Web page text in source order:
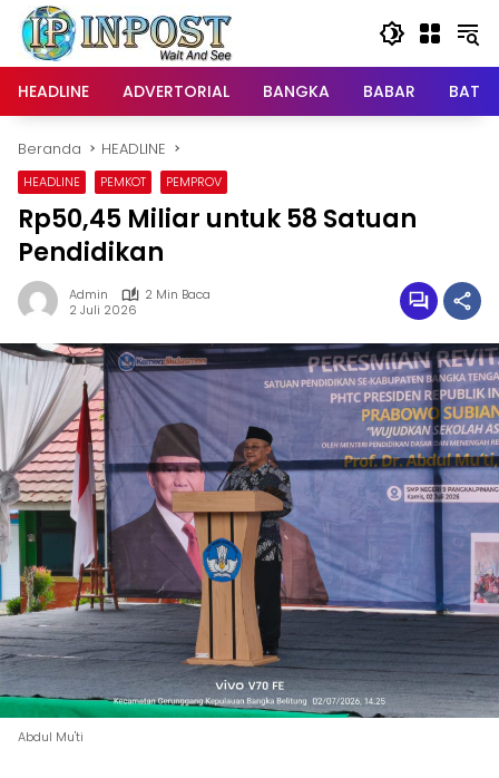
Langsung
konten
HEADLINE
ADVERTORIAL BANGKA BABAR
Beranda HEADLINE
HEADLINE PEMKOT PEMPROV
Rp50,45 Miliar untuk 58 Satuan
Pendidikan
Admin
2 Min Baca
2 Juli 2026
Abdul Mu'ti